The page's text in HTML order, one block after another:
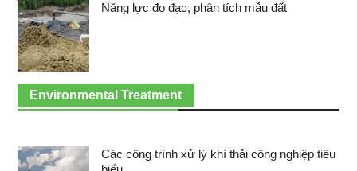
Năng lực đo đạc, phân tích mẫu đất
Environmental Treatment
Các công trình xử lý khí thải công nghiệp tiêu